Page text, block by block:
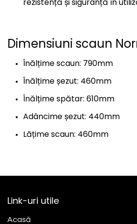
rezistență și siguranță în
Dimensiuni scaun
Înălțime scaun: 790mm
Înălțime șezut: 460mm
Înălțime spătar: 610mm
Adâncime șezut: 440mm
Lățime scaun: 460mm
Link-uri utile
Acasă​